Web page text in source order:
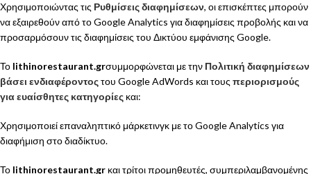
Χρησιμοποιώντας τις Ρυθμίσεις διαφημίσεων, οι επισκέπτες μπορούν
να εξαιρεθούν από το Google Analytics για διαφημίσεις προβολής και να
προσαρμόσουν τις διαφημίσεις του Δικτύου εμφάνισης Google.
Το lithinorestaurant.grσυμμορφώνεται με την Πολιτική διαφημίσεων
βάσει ενδιαφέροντοςτου Google AdWords και τους περιορισμούς
για ευαίσθητες κατηγορίες και:
Χρησιμοποιεί επαναληπτικό μάρκετινγκ με το Google Analytics για
διαφήμιση στο διαδίκτυο.
Το lithinorestaurant.gr και τρίτοι προμηθευτές, συμπεριλαμβανομένης